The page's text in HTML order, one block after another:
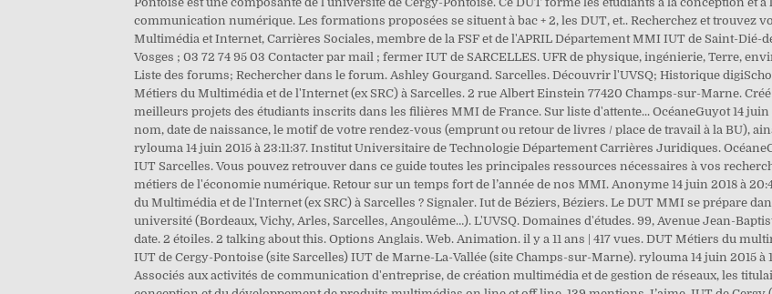
communication numérique. Les formations proposées se situent à bac + 2, les DUT, et.. Recherchez et trouvez
Multimédia et Internet, Carrières Sociales, membre de la FSF et de l'APRIL Département MMI IUT de Saint-Dié-
Vosges ; 03 72 74 95 03 Contacter par mail ; fermer IUT de SARCELLES. UFR de physique, ingénierie, Terre,
Liste des forums; Rechercher dans le forum. Ashley Gourgand. Sarcelles. Découvrir l'UVSQ; Historique
Métiers du Multimédia et de l'Internet (ex SRC) à Sarcelles. 2 rue Albert Einstein 77420 Champs-sur-Marne.
meilleurs projets des étudiants inscrits dans les filières MMI de France. Sur liste d'attente... OcéaneGuyot 14
nom, date de naissance, le motif de votre rendez-vous (emprunt ou retour de livres / place de travail à la BU),
rylouma 14 juin 2015 à 23:11:37. Institut Universitaire de Technologie Département Carrières Juridiques.
IUT Sarcelles. Vous pouvez retrouver dans ce guide toutes les principales ressources nécessaires à vos
métiers de l'économie numérique. Retour sur un temps fort de l’année de nos MMI. Anonyme 14 juin 2018 à
du Multimédia et de l'Internet (ex SRC) à Sarcelles ? Signaler. Iut de Béziers, Béziers. Le DUT MMI se prépare
université (Bordeaux, Vichy, Arles, Sarcelles, Angoulême…). L'UVSQ. Domaines d'études. 99, Avenue Jean-
date. 2 étoiles. 2 talking about this. Options Anglais. Web. Animation. il y a 11 ans | 417 vues. DUT Métiers du
IUT de Cergy-Pontoise (site Sarcelles) IUT de Marne-La-Vallée (site Champs-sur-Marne). rylouma 14 juin 2015 à
Associés aux activités de communication d'entreprise, de création multimédia et de gestion de réseaux, les